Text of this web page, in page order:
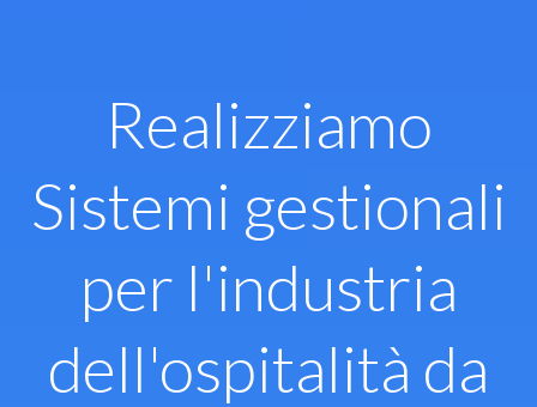
Realizziamo
Sistemi gestionali
per l'industria
dell'ospitalità da